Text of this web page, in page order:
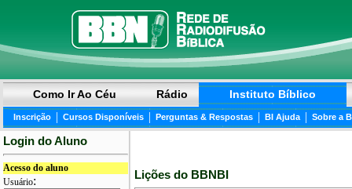
Como Ir Ao Céu Rádio Instituto Bíblico
Inscrição | Cursos Disponíveis | Perguntas & Respostas | BI Ajuda | Sobre a
Login do Aluno
Acesso do aluno
Usuário: Lições do BBNBI